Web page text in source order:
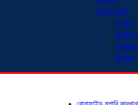
অনন্যা সংবাদ
সংগঠন
নিখোঁজ
বিনোদন